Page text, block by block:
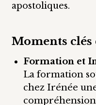
apostoliques.
Moments clés
Formation et
La formation
chez Irénée